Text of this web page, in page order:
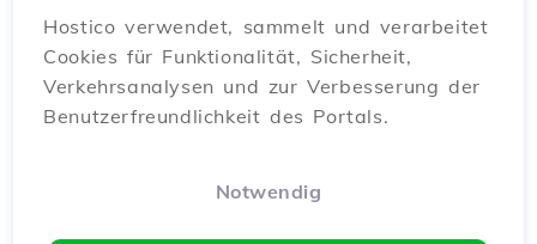
Hostico verwendet, sammelt und verarbeitet
Cookies für Funktionalität, Sicherheit,
Verkehrsanalysen und zur Verbesserung der
Benutzerfreundlichkeit des Portals.
Notwendig